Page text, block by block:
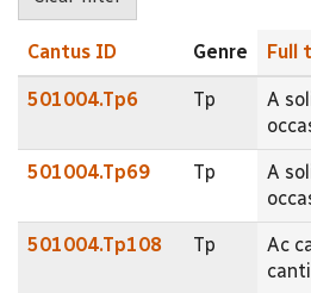
Cantus ID Genre Full
501004.Tp6 Tp
A
501004.Tp69 Tp
A
501004.Tp108 Tp
Ac